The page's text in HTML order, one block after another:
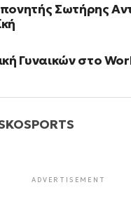
Σωτήρης
Γυναικών στο
ADVERTISEMENT